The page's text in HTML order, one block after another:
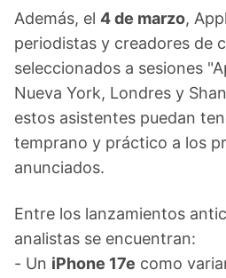
Además, el 4 de marzo,
periodistas y creadores de
seleccionados a sesiones
Nueva York, Londres y
estos asistentes puedan
temprano y práctico a los
anunciados.
Entre los lanzamientos
analistas se encuentran:
- Un iPhone 17e como